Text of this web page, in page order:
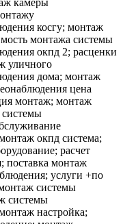
камеры
косгу; монтаж
монтажа системы
окпд 2; расценки
уличного
дома; монтаж
цена
монтаж; монтаж
окпд система;
расчет
поставка монтаж
услуги +по
системы
системы
настройка;